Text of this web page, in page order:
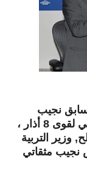
نجيب
ميقاتي و المرشح من قبل الفريق البرلماني لقوى 8 أذار ،
وزير التربية
نجيب مثقاتي